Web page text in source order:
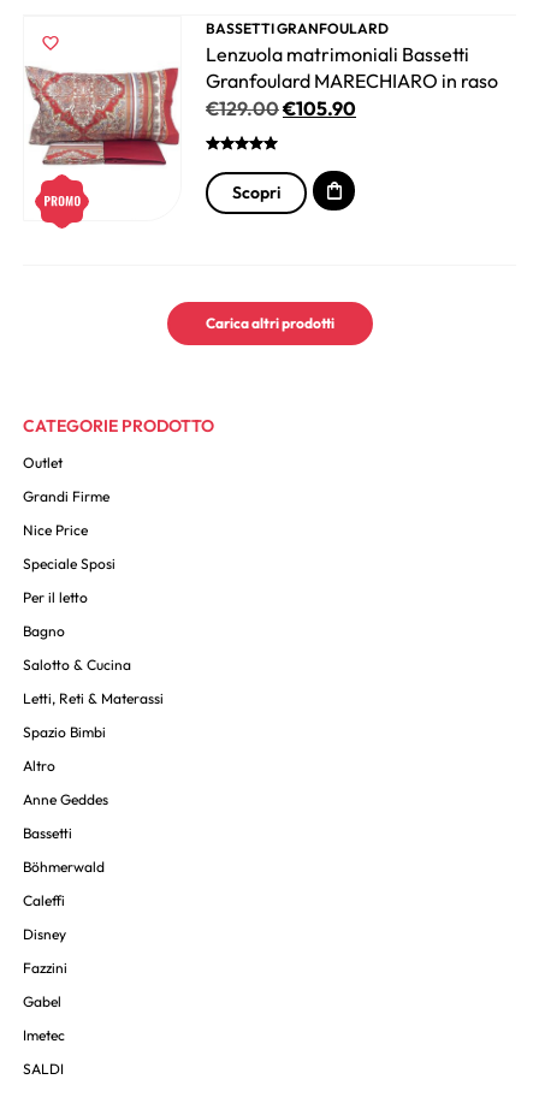
CATEGORIE PRODOTTO
Outlet
Grandi Firme
Nice Price
Speciale Sposi
Per il letto
Bagno
Salotto & Cucina
Letti, Reti & Materassi
Spazio Bimbi
Altro
Anne Geddes
Bassetti
Böhmerwald
Caleffi
Disney
Fazzini
Gabel
Imetec
SALDI
BASSETTI GRANFOULARD
Lenzuola matrimoniali Bassetti
Granfoulard MARECHIARO in raso
€129.00€105.90
Scopri
Carica altri prodotti